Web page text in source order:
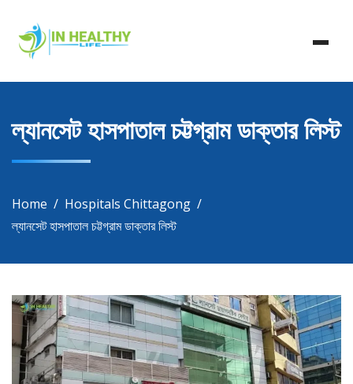
content
In Healthy Life
In Healthy Life, Healthy Life, Health Life, Doctor List,
Doctor Listing
ল্যানসেট হাসপাতাল চট্টগ্রাম ডাক্তার লিস্ট
Home
Hospitals Chittagong
ল্যানসেট হাসপাতাল চট্টগ্রাম ডাক্তার লিস্ট